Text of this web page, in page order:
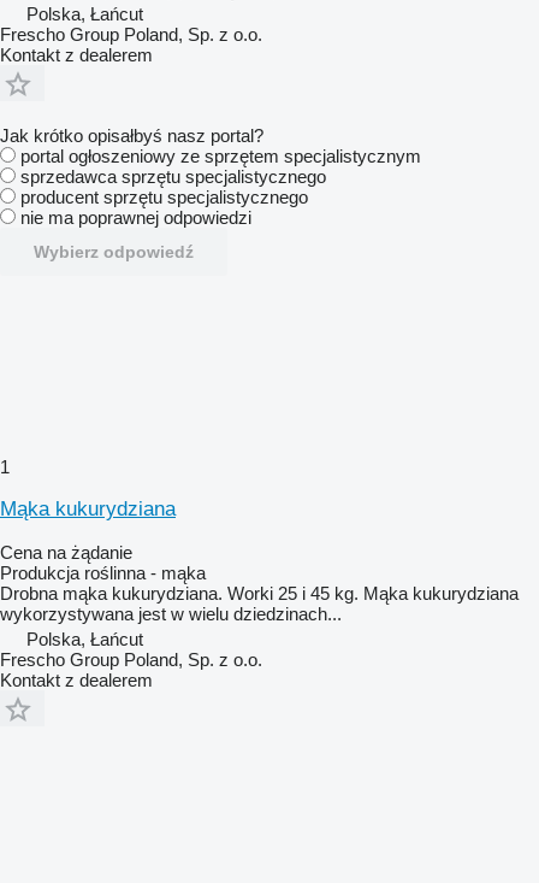
Polska, Łańcut
Frescho Group Poland, Sp. z o.o.
Kontakt z dealerem
Jak krótko opisałbyś nasz portal?
portal ogłoszeniowy ze sprzętem specjalistycznym
sprzedawca sprzętu specjalistycznego
producent sprzętu specjalistycznego
nie ma poprawnej odpowiedzi
Wybierz odpowiedź
1
Mąka kukurydziana
Cena na żądanie
Produkcja roślinna - mąka
Drobna mąka kukurydziana. Worki 25 i 45 kg. Mąka kukurydziana
wykorzystywana jest w wielu dziedzinach...
Polska, Łańcut
Frescho Group Poland, Sp. z o.o.
Kontakt z dealerem